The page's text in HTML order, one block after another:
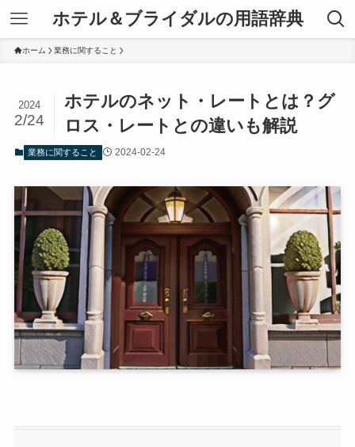
ホテル＆ブライダルの用語辞典
ホーム 業務に関すること
ホテルのネット・レートとは？グ
ロス・レートとの違いも解説
2024
2/24
業務に関すること 2024-02-24